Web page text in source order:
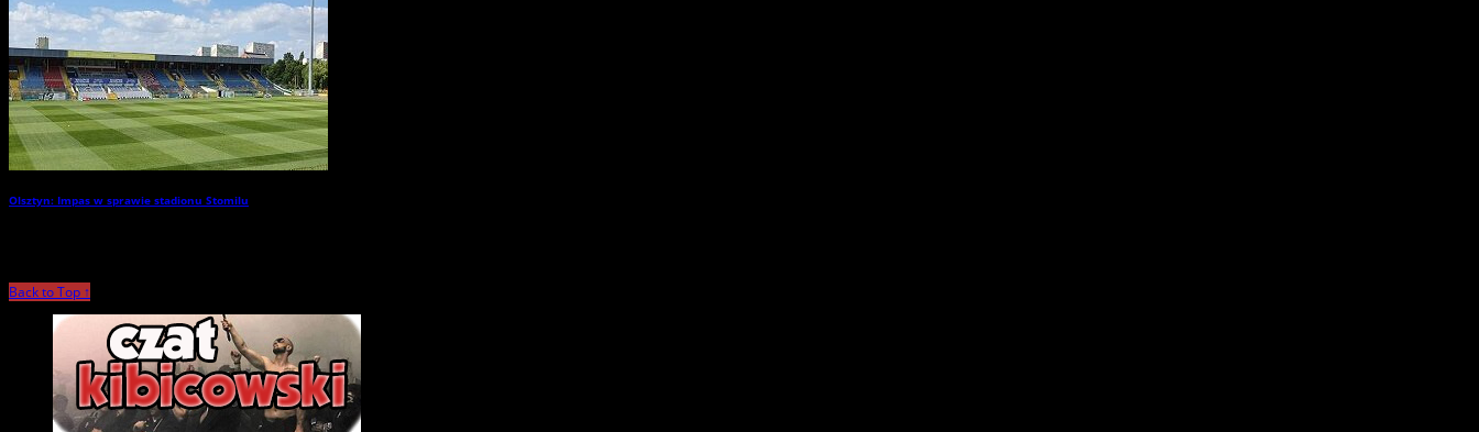
Olsztyn: Impas w sprawie stadionu Stomilu
Back to Top ↑